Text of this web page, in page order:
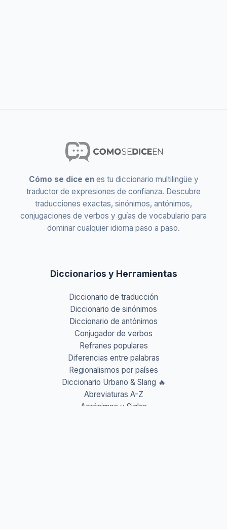
Cómo se dice enes tu diccionario multilingüe y
traductor de expresiones de confianza. Descubre
traducciones exactas, sinónimos, antónimos,
conjugaciones de verbos y guías de vocabulario para
dominar cualquier idioma paso a paso.
Diccionarios y Herramientas
Diccionario de traducción
Diccionario de sinónimos
Diccionario de antónimos
Conjugador de verbos
Refranes populares
Diferencias entre palabras
Regionalismos por países
Diccionario Urbano & Slang 🔥
Abreviaturas A-Z
Acrónimos y Siglas